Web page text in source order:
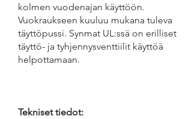
kolmen vuodenajan käyttöön.
Vuokraukseen kuuluu mukana tuleva
täyttöpussi. Synmat UL:ssä on erilliset
täyttö- ja tyhjennysventtiilit käyttöä
helpottamaan.
Tekniset tiedot: